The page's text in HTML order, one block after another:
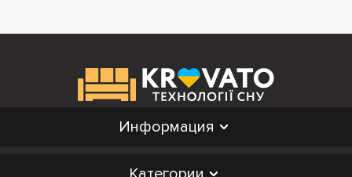
Информация